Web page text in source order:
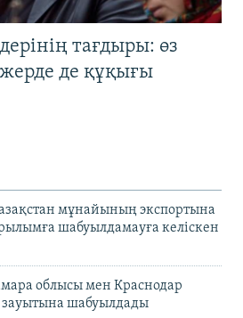
тағдыры: өз
де құқығы
мұнайының экспортына
шабуылдамауға келіскен
облысы мен Краснодар
шабуылдады